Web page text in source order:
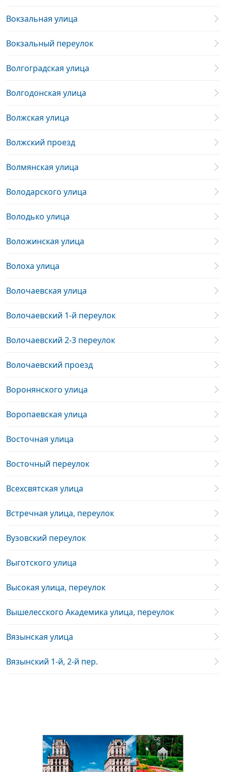
Вокзальная улица
Вокзальный переулок
Волгоградская улица
Волгодонская улица
Волжская улица
Волжский проезд
Волмянская улица
Володарского улица
Володько улица
Воложинская улица
Волоха улица
Волочаевская улица
Волочаевский 1-й переулок
Волочаевский 2-3 переулок
Волочаевский проезд
Воронянского улица
Воропаевская улица
Восточная улица
Восточный переулок
Всехсвятская улица
Встречная улица, переулок
Вузовский переулок
Выготского улица
Высокая улица, переулок
Вышелесского Академика улица, переулок
Вязынская улица
Вязынский 1-й, 2-й пер.